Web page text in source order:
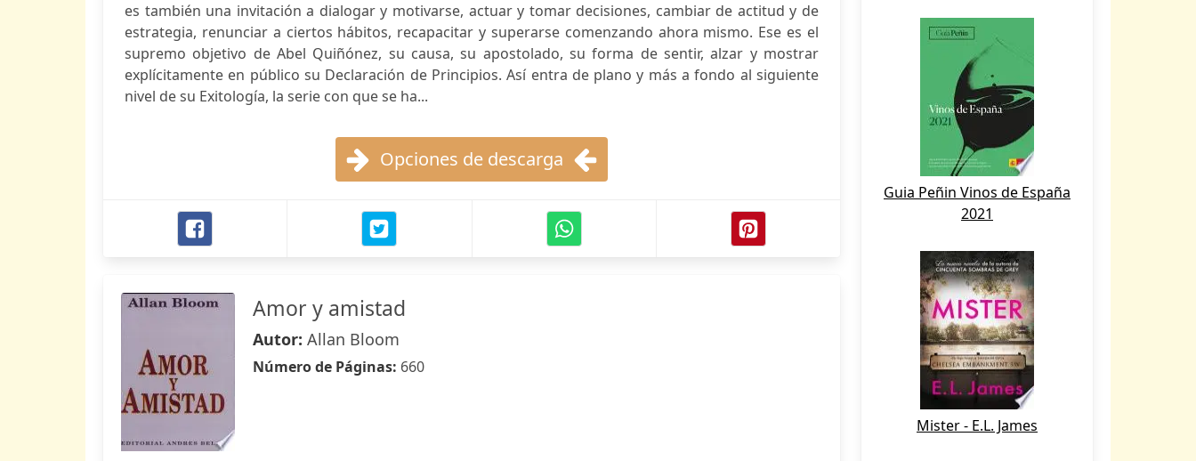
es también una invitación a dialogar y motivarse, actuar y tomar decisiones, cambiar de actitud y de
estrategia, renunciar a ciertos hábitos, recapacitar y superarse comenzando ahora mismo. Ese es el
supremo objetivo de Abel Quiñónez, su causa, su apostolado, su forma de sentir, alzar y mostrar
explícitamente en público su Declaración de Principios. Así entra de plano y más a fondo al siguiente
nivel de su Exitología, la serie con que se ha...
Opciones de descarga
Amor y amistad
Autor: Allan Bloom
Número de Páginas: 660
Guia Peñin Vinos de España
2021
Mister - E.L. James